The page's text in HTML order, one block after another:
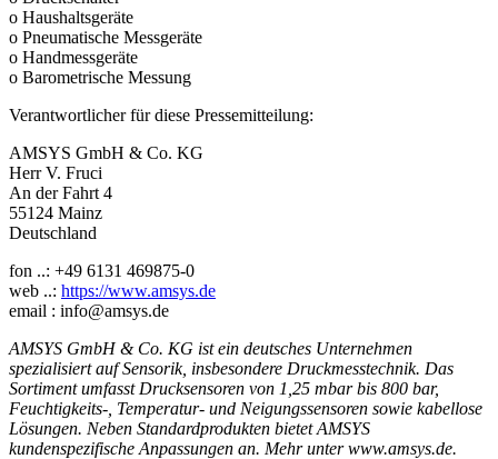
o Haushaltsgeräte
o Pneumatische Messgeräte
o Handmessgeräte
o Barometrische Messung
Verantwortlicher für diese Pressemitteilung:
AMSYS GmbH & Co. KG
Herr V. Fruci
An der Fahrt 4
55124 Mainz
Deutschland
fon ..: +49 6131 469875-0
web ..: https://www.amsys.de
email : info@amsys.de
AMSYS GmbH & Co. KG ist ein deutsches Unternehmen
spezialisiert auf Sensorik, insbesondere Druckmesstechnik. Das
Sortiment umfasst Drucksensoren von 1,25 mbar bis 800 bar,
Feuchtigkeits-, Temperatur- und Neigungssensoren sowie kabellose
Lösungen. Neben Standardprodukten bietet AMSYS
kundenspezifische Anpassungen an. Mehr unter www.amsys.de.